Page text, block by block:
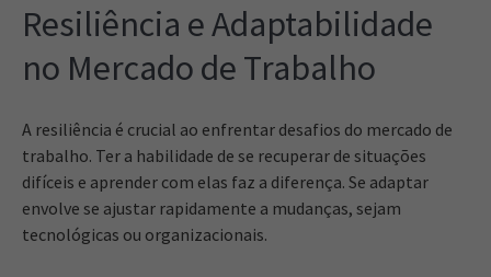
Resiliência e Adaptabilidade
no Mercado de Trabalho
A resiliência é crucial ao enfrentar desafios do mercado de
trabalho. Ter a habilidade de se recuperar de situações
difíceis e aprender com elas faz a diferença. Se adaptar
envolve se ajustar rapidamente a mudanças, sejam
tecnológicas ou organizacionais.